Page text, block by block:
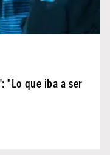
"Lo que iba a ser